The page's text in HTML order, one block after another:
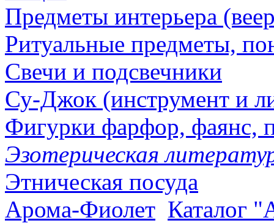
Предметы интерьера
Ритуальные предметы,
Свечи и подсвечники
Су-Джок (инструмент и
Фигурки фарфор, фаянс,
Эзотерическая
Этническая посуда
Арома-Фиолет Каталог